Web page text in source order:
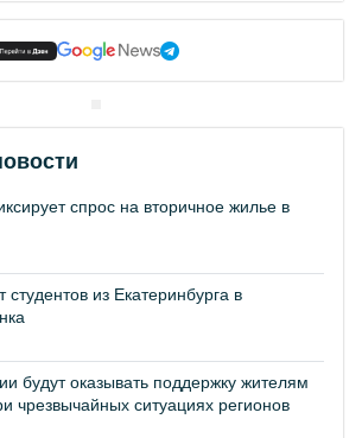
спрос на вторичное жилье в
из Екатеринбурга в
будут оказывать поддержку жителям
чрезвычайных ситуациях регионов